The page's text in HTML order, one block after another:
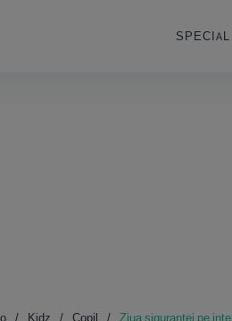
SPECIAL
Kidz Copil Ziua sigurantei pe